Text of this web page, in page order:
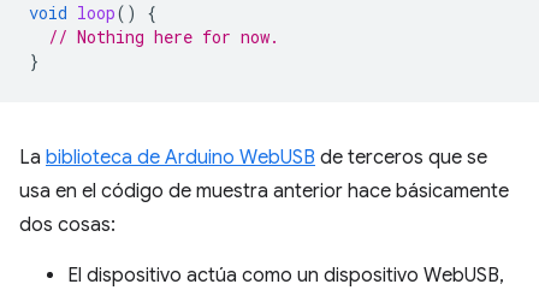
void loop()
{
// Nothing here for now.
}
La biblioteca de Arduino WebUSB de terceros que se
usa en el código de muestra anterior hace básicamente
dos cosas:
El dispositivo actúa como un dispositivo WebUSB,